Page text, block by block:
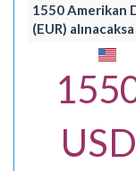
1550 Amerikan
(EUR) alınacaksa
USD